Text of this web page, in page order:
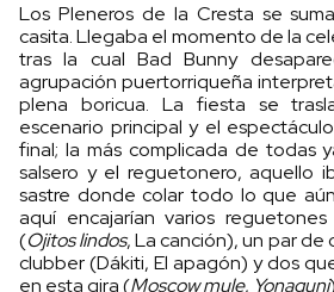
Los Pleneros de la Cresta se
casita. Llegaba el momento de la
tras la cual Bad Bunny
agrupación puertorriqueña
plena boricua. La fiesta se
escenario principal y el
final; la más complicada de todas
salsero y el reguetonero, aquello
sastre donde colar todo lo que
aquí encajarían varios
(Ojitos lindos, La canción), un par de
clubber (Dákiti, El apagón) y dos
en esta gira (Moscow mule, Yonaguni